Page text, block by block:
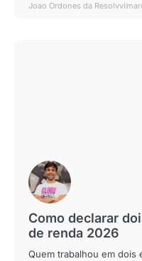
Joao Ordones da Resolvvi
Como declarar
de renda 2026
Quem trabalhou em dois